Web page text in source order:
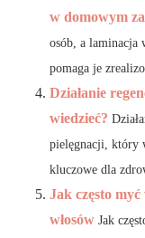
w domowym
osób, a laminacja
pomaga je
Działanie
wiedzieć?
pielęgnacji, który
kluczowe dla
Jak często
włosów Jak